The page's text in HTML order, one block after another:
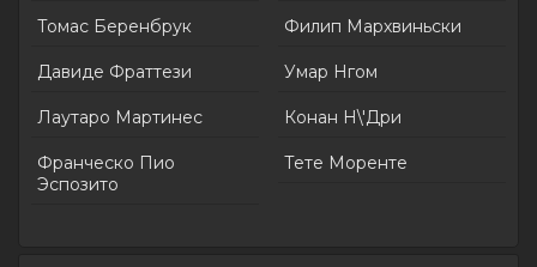
Томас Беренбрук
Давиде Фраттези
Лаутаро Мартинес
Франческо Пио
Эспозито
Филип Мархвиньски
Умар Нгом
Конан Н\'Дри
Тете Моренте